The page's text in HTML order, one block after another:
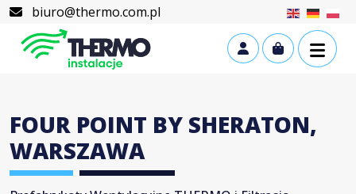
biuro@thermo.com.pl
Skip to content
Skip to footer
Account
Cart
FOUR POINT BY SHERATON,
WARSZAWA